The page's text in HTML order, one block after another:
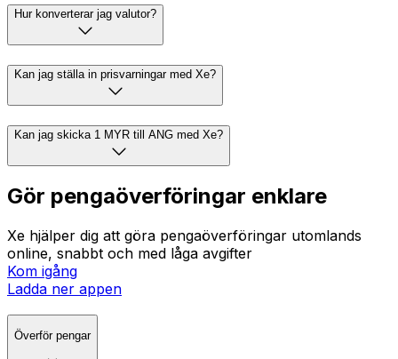
Hur konverterar jag valutor?
Kan jag ställa in prisvarningar med Xe?
Kan jag skicka 1 MYR till ANG med Xe?
Gör pengaöverföringar enklare
Xe hjälper dig att göra pengaöverföringar utomlands
online, snabbt och med låga avgifter
Kom igång
Ladda ner appen
Överför pengar